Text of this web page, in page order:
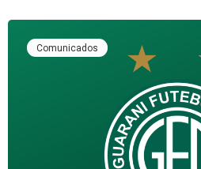
Comunicados